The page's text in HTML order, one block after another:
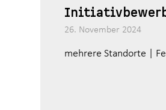
26. November 2024
mehrere Standorte |